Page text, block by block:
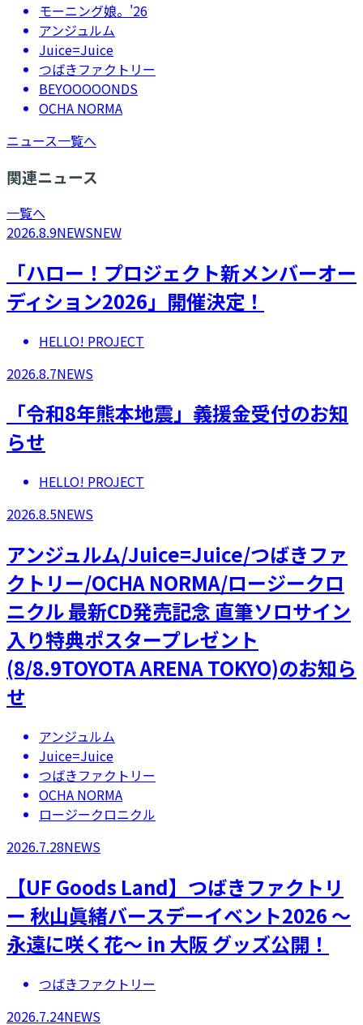
モーニング娘。'26
アンジュルム
Juice=Juice
つばきファクトリー
BEYOOOOONDS
OCHA NORMA
ニュース一覧へ
関連ニュース
一覧へ
2026.8.9NEWSNEW
「ハロー！プロジェクト新メンバーオー
ディション2026」開催決定！
HELLO! PROJECT
2026.8.7NEWS
「令和8年熊本地震」義援金受付のお知
らせ
HELLO! PROJECT
2026.8.5NEWS
アンジュルム/Juice=Juice/つばきファ
クトリー/OCHA NORMA/ロージークロ
ニクル 最新CD発売記念 直筆ソロサイン
入り特典ポスタープレゼント
(8/8.9TOYOTA ARENA TOKYO)のお知ら
せ
アンジュルム
Juice=Juice
つばきファクトリー
OCHA NORMA
ロージークロニクル
2026.7.28NEWS
【UF Goods Land】つばきファクトリ
ー 秋山眞緒バースデーイベント2026 ～
永遠に咲く花～ in 大阪 グッズ公開！
つばきファクトリー
2026.7.24NEWS